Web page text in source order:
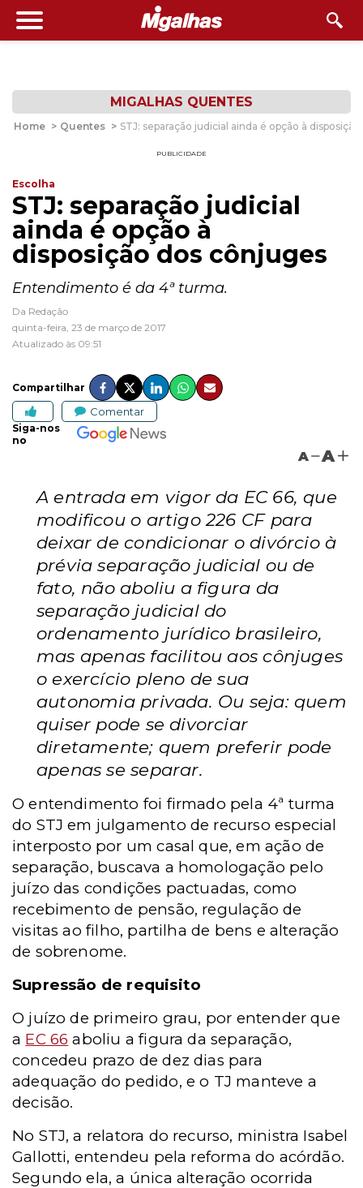
MIGALHAS QUENTES
Home > Quentes > STJ: separação judicial ainda é opção à
PUBLICIDADE
Escolha
STJ: separação judicial
ainda é opção à
disposição dos cônjuges
Entendimento é da 4ª turma.
Da Redação
quinta-feira, 23 de março de 2017
Atualizado às 09:51
Compartilhar
Comentar
Siga-nos
no
A A
A entrada em vigor da EC 66, que
modificou o artigo 226 CF para
deixar de condicionar o divórcio à
prévia separação judicial ou de
fato, não aboliu a figura da
separação judicial do
ordenamento jurídico brasileiro,
mas apenas facilitou aos cônjuges
o exercício pleno de sua
autonomia privada. Ou seja: quem
quiser pode se divorciar
diretamente; quem preferir pode
apenas se separar.
O entendimento foi firmado pela 4ª turma
do STJ em julgamento de recurso especial
interposto por um casal que, em ação de
separação, buscava a homologação pelo
juízo das condições pactuadas, como
recebimento de pensão, regulação de
visitas ao filho, partilha de bens e alteração
de sobrenome.
Supressão de requisito
O juízo de primeiro grau, por entender que
a EC 66 aboliu a figura da separação,
concedeu prazo de dez dias para
adequação do pedido, e o TJ manteve a
decisão.
No STJ, a relatora do recurso, ministra Isabel
Gallotti, entendeu pela reforma do acórdão.
Segundo ela, a única alteração ocorrida